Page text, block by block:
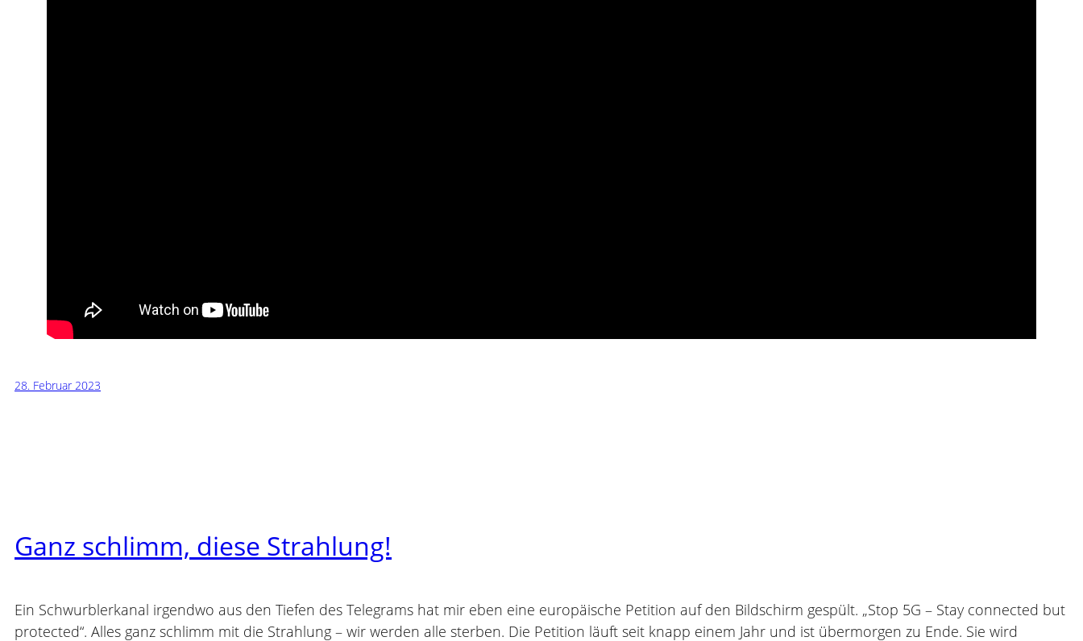
28. Februar 2023
Ganz schlimm, diese Strahlung!
Ein Schwurblerkanal irgendwo aus den Tiefen des Telegrams hat mir eben eine europäische Petition auf den Bildschirm gespült. „Stop 5G – Stay connected but
protected“. Alles ganz schlimm mit die Strahlung – wir werden alle sterben. Die Petition läuft seit knapp einem Jahr und ist übermorgen zu Ende. Sie wird